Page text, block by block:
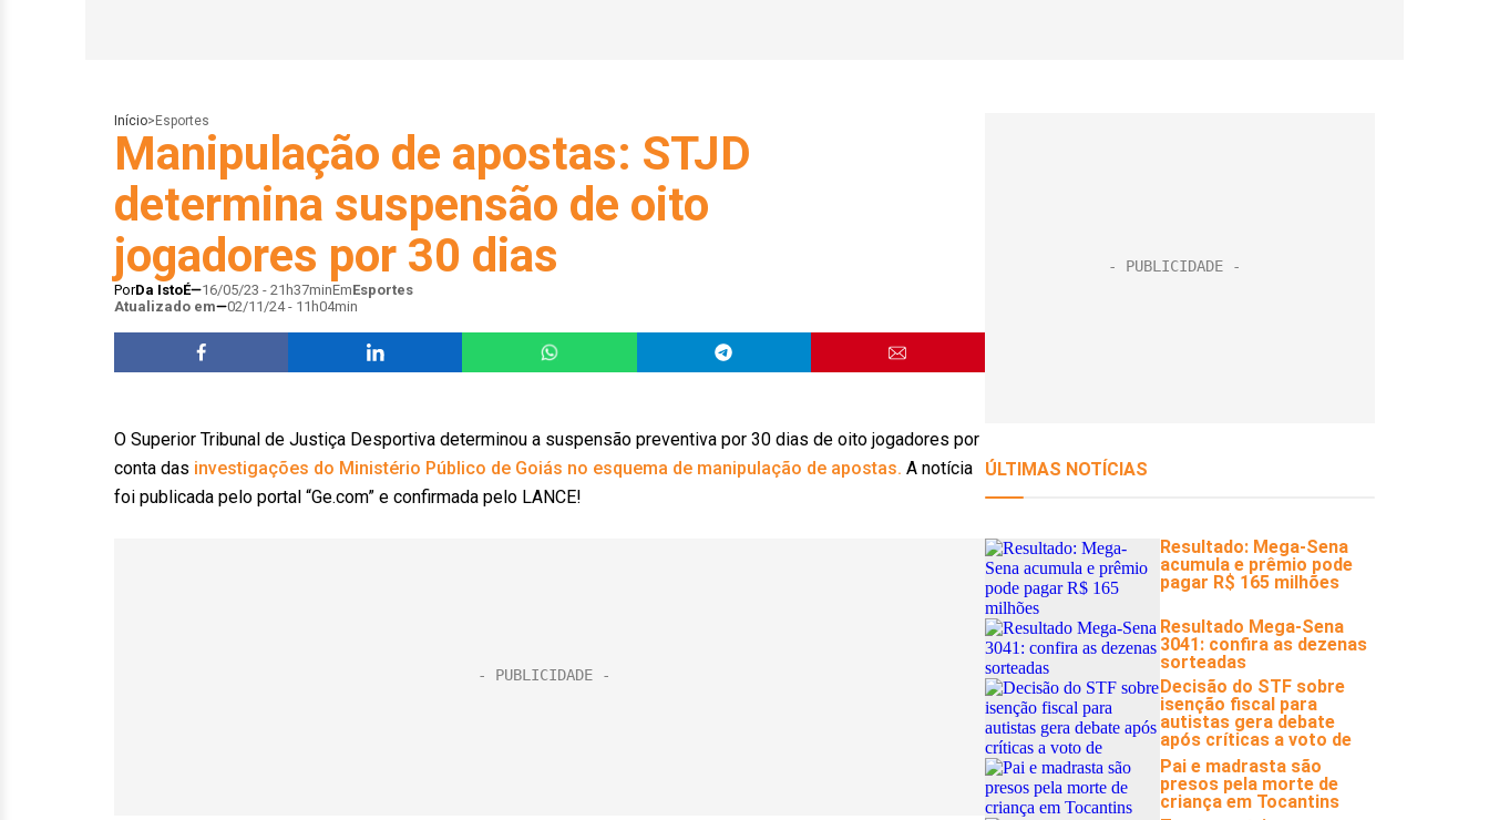
Início> Esportes
Manipulação de apostas: STJD
determina suspensão de oito
jogadores por 30 dias
PorDa IstoÉ 16/05/23 - 21h37minEmEsportes
Atualizado em
02/11/24 - 11h04min
O Superior Tribunal de Justiça Desportiva determinou a suspensão preventiva por 30 dias de oito jogadores por
conta das investigações do Ministério Público de Goiás no esquema de manipulação de apostas. A notícia
foi publicada pelo portal “Ge.com” e confirmada pelo LANCE!